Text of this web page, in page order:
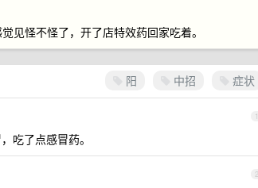
见怪不怪了，开了店特效药回家吃着。
阳 中招 症状
1
吃了点感冒药。
2